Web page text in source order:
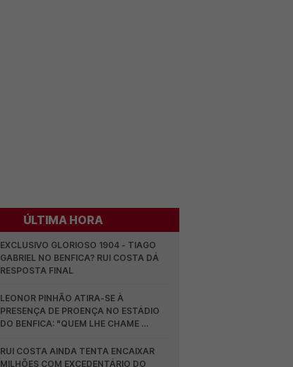
ÚLTIMA HORA
EXCLUSIVO GLORIOSO 1904 - TIAGO
GABRIEL NO BENFICA? RUI COSTA DÁ
RESPOSTA FINAL
LEONOR PINHÃO ATIRA-SE À
PRESENÇA DE PROENÇA NO ESTÁDIO
DO BENFICA: "QUEM LHE CHAME
RUI COSTA AINDA TENTA ENCAIXAR
MILHÕES COM EXCEDENTÁRIO DO